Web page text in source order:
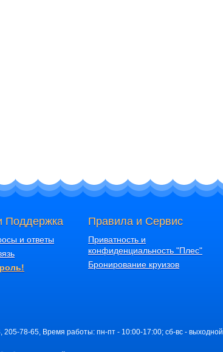
Поддержка
и ответы
Правила и Сервис
Приватность и
конфиденциальность "Плес"
Бронирование круизов
78-65, Время работы: пн-пт - 10:00-17:00; сб-вс - выходной